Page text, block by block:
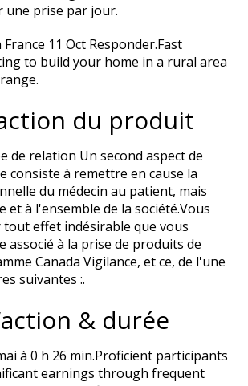
une prise par jour.
11 Oct Responder.Fast
to build your home in a rural area
du produit
de relation Un second aspect de
consiste à remettre en cause la
du médecin au patient, mais
et à l'ensemble de la société.Vous
tout effet indésirable que vous
associé à la prise de produits de
Canada Vigilance, et ce, de l'une
suivantes :.
& durée
à 0 h 26 min.Proficient participants
earnings through frequent